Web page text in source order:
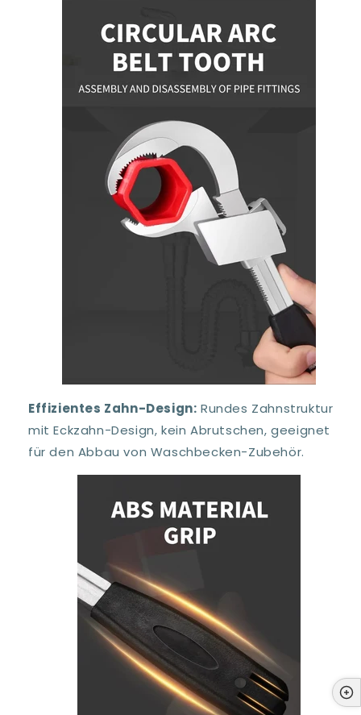
Effizientes Zahn-Design: Rundes Zahnstruktur
mit Eckzahn-Design, kein Abrutschen, geeignet
für den Abbau von Waschbecken-Zubehör.